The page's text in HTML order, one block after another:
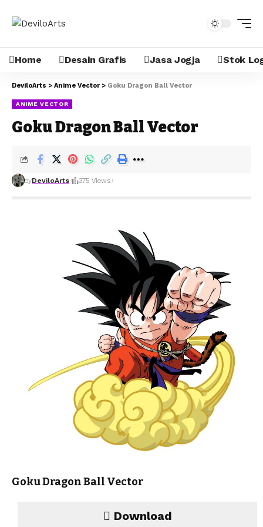
Home Desain Grafis Jasa Jogja Stok
DeviloArts > Anime Vector > Goku Dragon Ball Vector
ANIME VECTOR
Goku Dragon Ball Vector
byDeviloArts 375 Views
Goku Dragon Ball Vector
Download